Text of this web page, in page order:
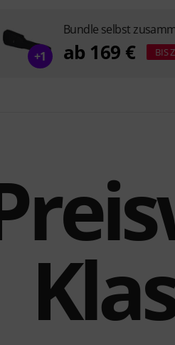
+1
Bundle selbst
ab 169 € BIS